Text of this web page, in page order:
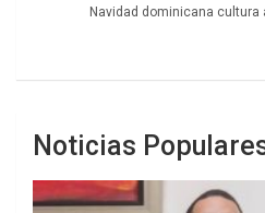
Navidad dominicana cultura
Noticias